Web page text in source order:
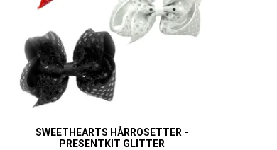
SWEETHEARTS HÅRROSETTER -
PRESENTKIT GLITTER